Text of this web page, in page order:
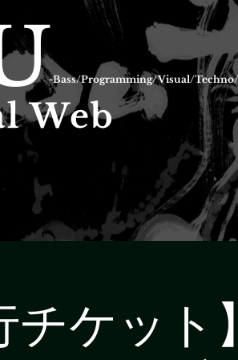
Web
-Bass/Programming/Visual/
チケット